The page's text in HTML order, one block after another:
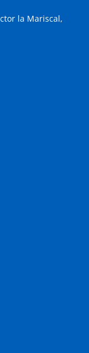
la Mariscal,